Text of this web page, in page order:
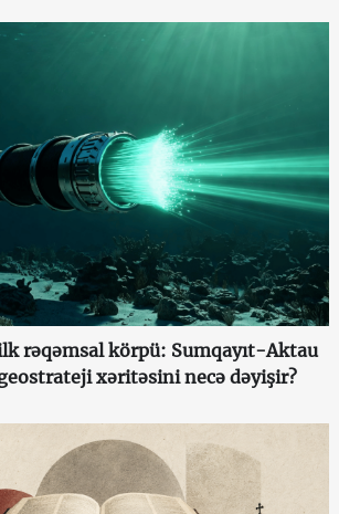
rəqəmsal körpü: Sumqayıt-Aktau
xəritəsini necə dəyişir?